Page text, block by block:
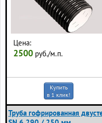
Цена:
2500 руб./м.п.
Купить
в 1 клик!
Труба гофрированная